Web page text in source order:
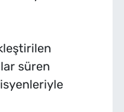
süren